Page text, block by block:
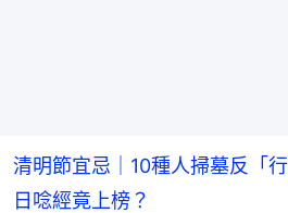
清明節宜忌｜10種人掃墓反「
日唸經竟上榜？